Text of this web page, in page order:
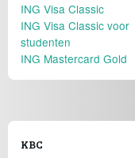
ING Visa Classic
ING Visa Classic voor
studenten
ING Mastercard Gold
KBC